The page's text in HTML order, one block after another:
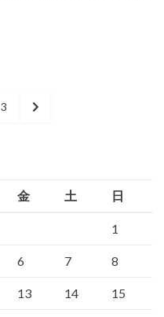
PAGE
3
NEXT
金 土 日
1
6 7 8
13 14 15